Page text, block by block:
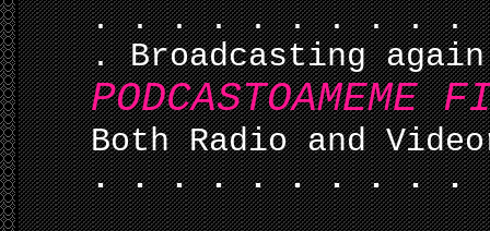
. . . . . . . . . .
. Broadcasting again
PODCASTOAMEME
Both Radio and
. . . . . . . . . .